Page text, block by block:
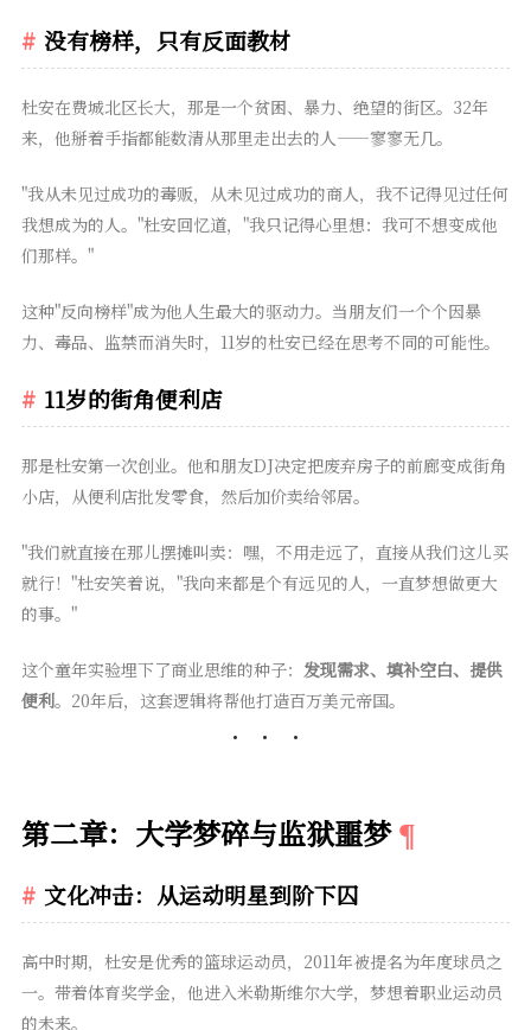
没有榜样，只有反面教材
杜安在费城北区长大，那是一个贫困、暴力、绝望的街区。32年
来，他掰着手指都能数清从那里走出去的人——寥寥无几。
"我从未见过成功的毒贩，从未见过成功的商人，我不记得见过任何
我想成为的人。"杜安回忆道，"我只记得心里想：我可不想变成他
们那样。"
这种"反向榜样"成为他人生最大的驱动力。当朋友们一个个因暴
力、毒品、监禁而消失时，11岁的杜安已经在思考不同的可能性。
11岁的街角便利店
那是杜安第一次创业。他和朋友DJ决定把废弃房子的前廊变成街角
小店，从便利店批发零食，然后加价卖给邻居。
"我们就直接在那儿摆摊叫卖：嘿，不用走远了，直接从我们这儿买
就行！"杜安笑着说，"我向来都是个有远见的人，一直梦想做更大
的事。"
这个童年实验埋下了商业思维的种子： 发现需求、填补空白、提供
便利。20年后，这套逻辑将帮他打造百万美元帝国。
第二章：大学梦碎与监狱噩梦
文化冲击：从运动明星到阶下囚
高中时期，杜安是优秀的篮球运动员，2011年被提名为年度球员之
一。带着体育奖学金，他进入米勒斯维尔大学，梦想着职业运动员
的未来。